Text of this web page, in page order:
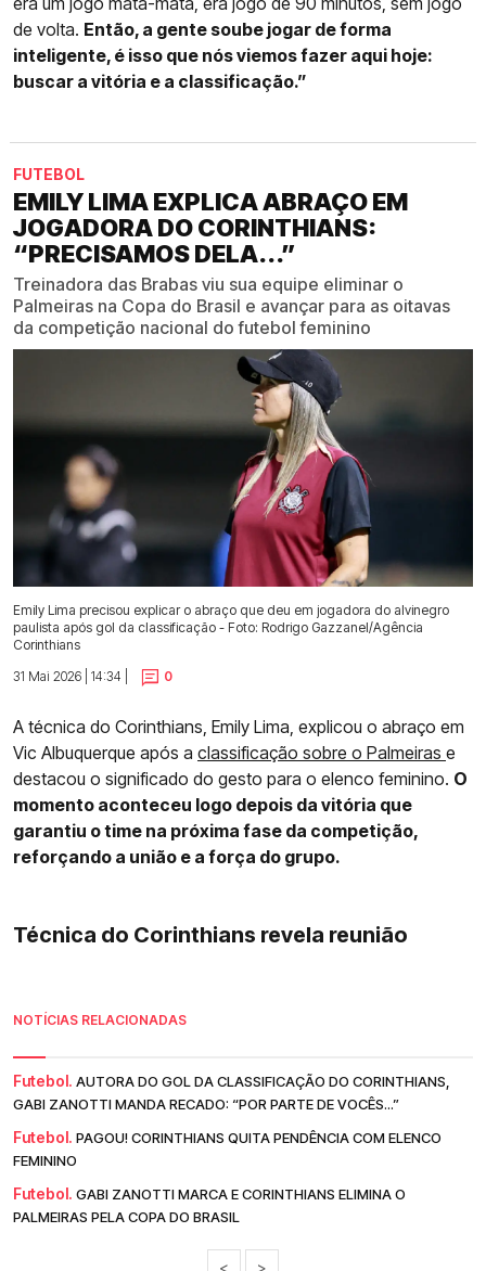
de volta. Então, a gente soube jogar de forma
inteligente, é isso que nós viemos fazer aqui hoje:
buscar a vitória e a classificação.”
FUTEBOL
EMILY LIMA EXPLICA ABRAÇO EM
JOGADORA DO CORINTHIANS:
“PRECISAMOS DELA...”
Treinadora das Brabas viu sua equipe eliminar o
Palmeiras na Copa do Brasil e avançar para as oitavas
da competição nacional do futebol feminino
Emily Lima precisou explicar o abraço que deu em jogadora do alvinegro
paulista após gol da classificação - Foto: Rodrigo Gazzanel/Agência
Corinthians
31 Mai 2026 | 14:34 |
0
A técnica do Corinthians, Emily Lima, explicou o abraço em
Vic Albuquerque após a classificação sobre o Palmeiras e
destacou o significado do gesto para o elenco feminino. O
momento aconteceu logo depois da vitória que
garantiu o time na próxima fase da competição,
reforçando a união e a força do grupo.
Técnica do Corinthians revela reunião
NOTÍCIAS RELACIONADAS
Futebol. AUTORA DO GOL DA CLASSIFICAÇÃO DO CORINTHIANS,
GABI ZANOTTI MANDA RECADO: “POR PARTE DE VOCÊS...”
Futebol. PAGOU! CORINTHIANS QUITA PENDÊNCIA COM ELENCO
FEMININO
Futebol. GABI ZANOTTI MARCA E CORINTHIANS ELIMINA O
PALMEIRAS PELA COPA DO BRASIL
< >